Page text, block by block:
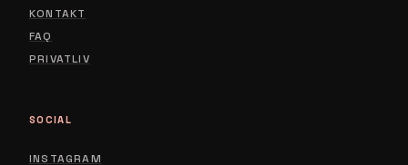
KONTAKT
FAQ
PRIVATLIVPRIVACY POLICY
SOCIAL
INSTAGRAM